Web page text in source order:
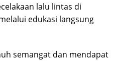
lalu lintas di
edukasi langsung
semangat dan mendapat